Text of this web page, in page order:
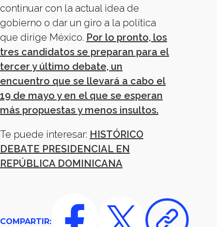
continuar con la actual idea de
gobierno o dar un giro a la política
que dirige México. Por lo pronto, los
tres candidatos se preparan para el
tercer y último debate, un
encuentro que se llevará a cabo el
19 de mayo y en el que se esperan
más propuestas y menos insultos.
Te puede interesar: HISTÓRICO
DEBATE PRESIDENCIAL EN
REPÚBLICA DOMINICANA
COMPARTIR: